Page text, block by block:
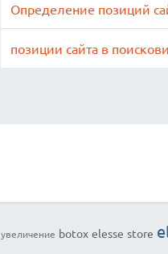
Определение позиций
позиции сайта в
увеличение botox elesse store